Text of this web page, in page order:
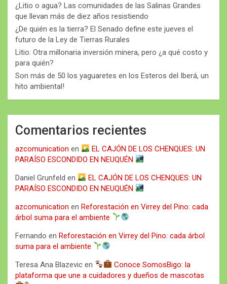
¿Litio o agua? Las comunidades de las Salinas Grandes
que llevan más de diez años resistiendo
¿De quién es la tierra? El Senado define este jueves el
futuro de la Ley de Tierras Rurales
Litio: Otra millonaria inversión minera, pero ¿a qué costo y
para quién?
Son más de 50 los yaguaretes en los Esteros del Iberá, un
hito ambiental!
Comentarios recientes
azcomunication en
EL CAJÓN DE LOS CHENQUES: UN
PARAÍSO ESCONDIDO EN NEUQUÉN
Daniel Grunfeld en
EL CAJÓN DE LOS CHENQUES: UN
PARAÍSO ESCONDIDO EN NEUQUÉN
azcomunication en Reforestación en Virrey del Pino: cada
árbol suma para el ambiente
Fernando en Reforestación en Virrey del Pino: cada árbol
suma para el ambiente
Teresa Ana Blazevic en
Conoce SomosBigo: la
plataforma que une a cuidadores y dueños de mascotas